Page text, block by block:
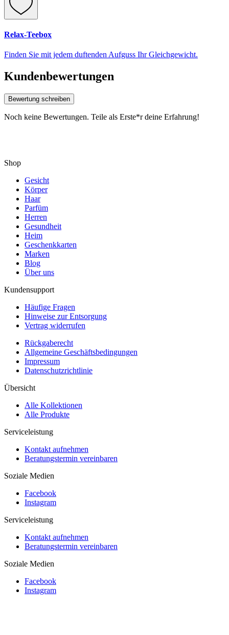
Relax-Teebox
Finden Sie mit jedem duftenden Aufguss Ihr Gleichgewicht.
Kundenbewertungen
Bewertung schreiben
Noch keine Bewertungen. Teile als Erste*r deine Erfahrung!
Shop
Gesicht
Körper
Haar
Parfüm
Herren
Gesundheit
Heim
Geschenkkarten
Marken
Blog
Über uns
Kundensupport
Häufige Fragen
Hinweise zur Entsorgung
Vertrag widerrufen
Rückgaberecht
Allgemeine Geschäftsbedingungen
Impressum
Datenschutzrichtlinie
Übersicht
Alle Kollektionen
Alle Produkte
Serviceleistung
Kontakt aufnehmen
Beratungstermin vereinbaren
Soziale Medien
Facebook
Instagram
Serviceleistung
Kontakt aufnehmen
Beratungstermin vereinbaren
Soziale Medien
Facebook
Instagram